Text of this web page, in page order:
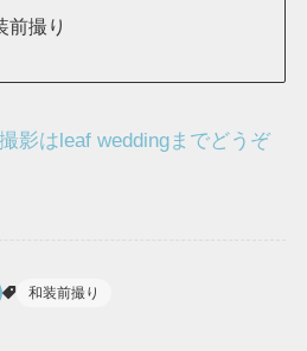
前撮り
影はleaf weddingまでどうぞ
和装前撮り